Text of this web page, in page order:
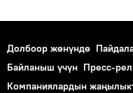
Долбоор жөнүндө
Байланыш үчүн Пресс-
Компаниялардын